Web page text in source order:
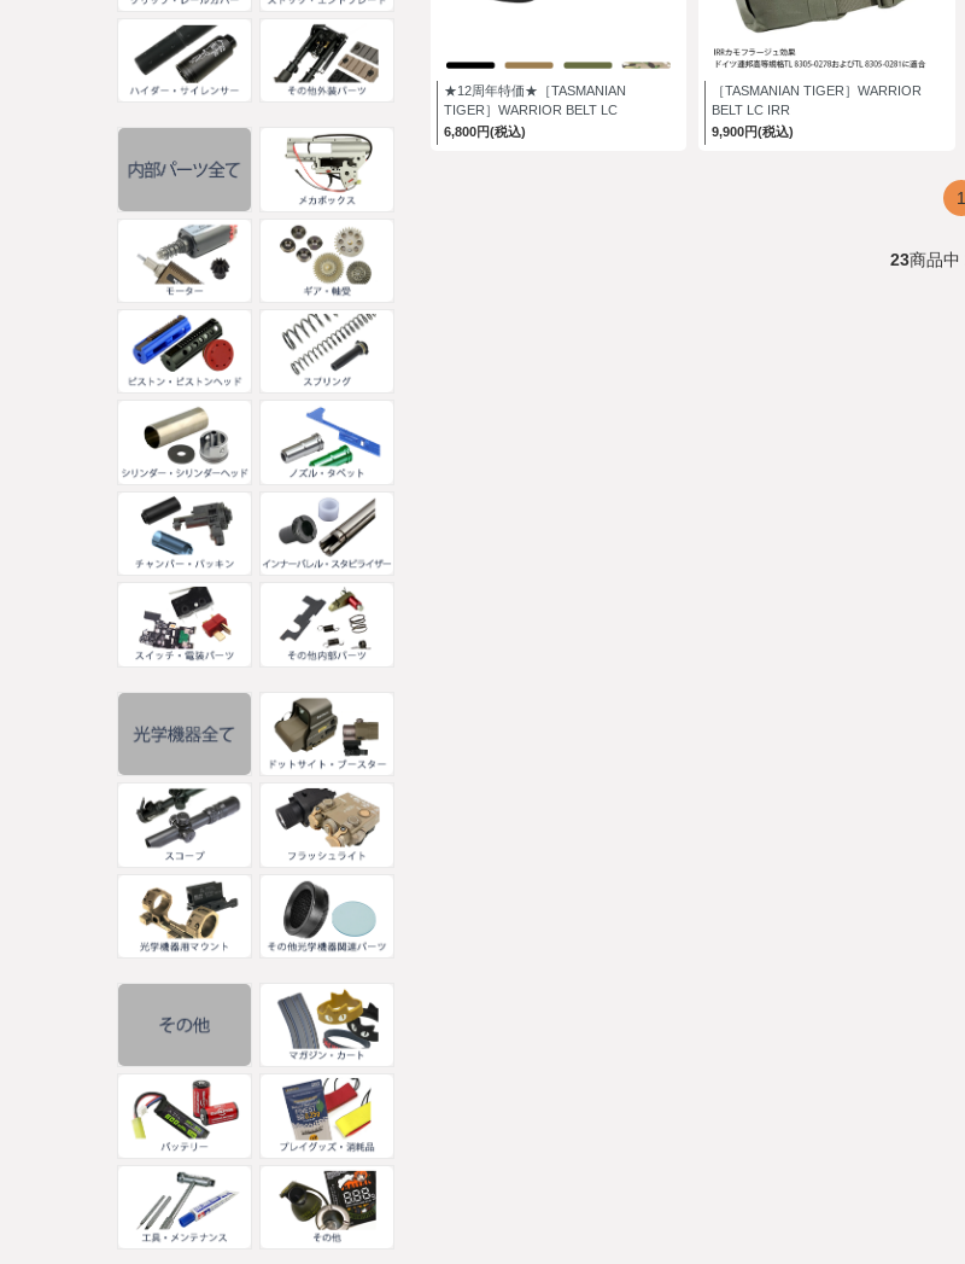
★12周年特価★［TASMANIAN
TIGER］WARRIOR BELT LC
6,800円(税込)
［TASMANIAN TIGER］WARRIOR
BELT LC IRR
9,900円(税込)
1
23商品中